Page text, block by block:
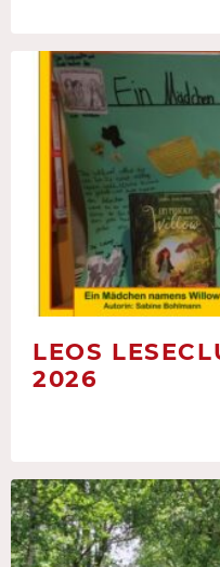
LEOS
2026